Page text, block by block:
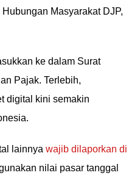
Masyarakat DJP,
ke dalam Surat
Pajak. Terlebih,
digital kini semakin
lainnya wajib dilaporkan di
nilai pasar tanggal